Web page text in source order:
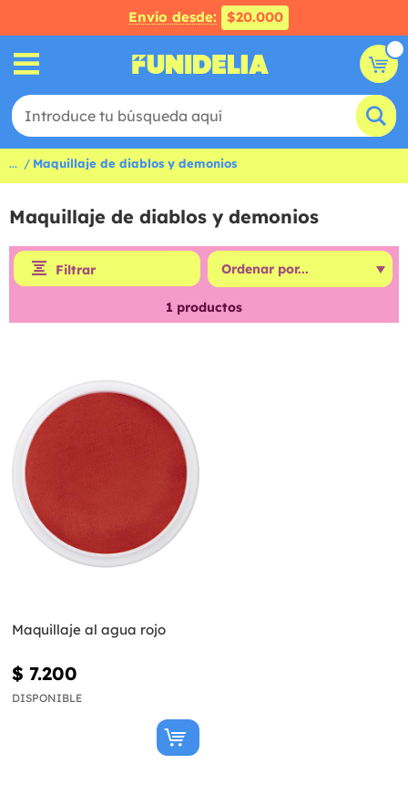
Envío desde: $20.000
... Maquillaje de diablos y demonios
Maquillaje de diablos y demonios
Filtrar
1 productos
Maquillaje al agua rojo
$ 7.200
DISPONIBLE